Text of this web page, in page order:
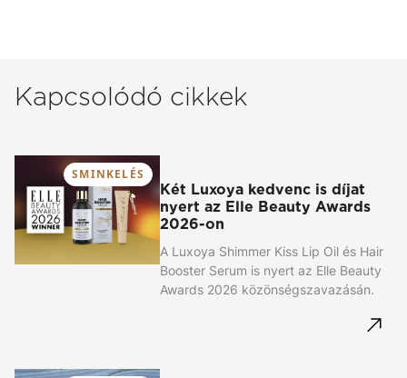
Kapcsolódó cikkek
SMINKELÉS
Két Luxoya kedvenc is díjat
nyert az Elle Beauty Awards
2026-on
A Luxoya Shimmer Kiss Lip Oil és Hair
Booster Serum is nyert az Elle Beauty
Awards 2026 közönségszavazásán.